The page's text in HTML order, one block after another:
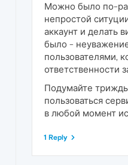
Можно было по-
непростой
аккаунт и делать
было -
пользователями,
ответственности
Подумайте
пользоваться
в любой момент
1 Reply